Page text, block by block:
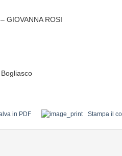
GIOVANNA ROSI
in PDF Stampa il